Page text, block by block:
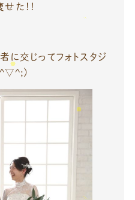
た！！
に交じってフォトスタジ
(^▽^;)